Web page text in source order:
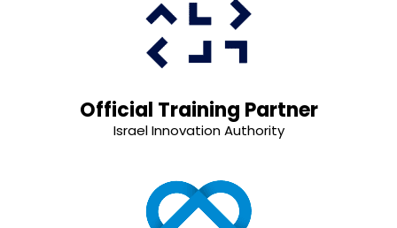
Official Training Partner
Israel Innovation Authority